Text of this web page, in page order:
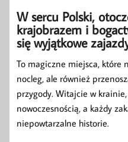
W sercu Polski,
krajobrazem i
się wyjątkowe
To magiczne miejsca, które
nocleg, ale również
przygody. Witajcie w
nowoczesnością, a każdy
niepowtarzalne historie.